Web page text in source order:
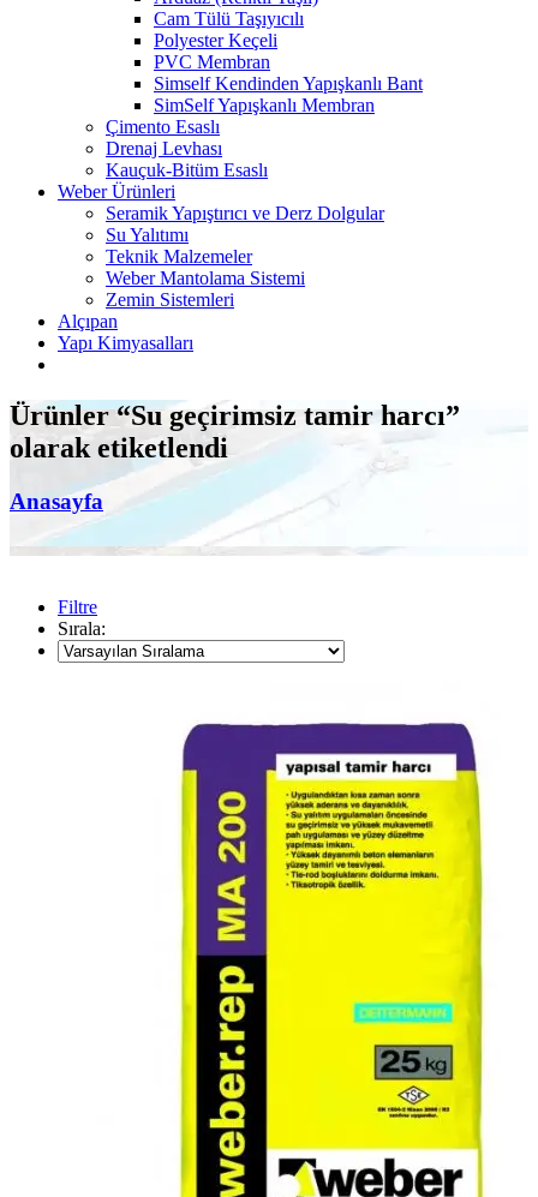
Cam Tülü Taşıyıcılı
Polyester Keçeli
PVC Membran
Simself Kendinden Yapışkanlı Bant
SimSelf Yapışkanlı Membran
Çimento Esaslı
Drenaj Levhası
Kauçuk-Bitüm Esaslı
Weber Ürünleri
Seramik Yapıştırıcı ve Derz Dolgular
Su Yalıtımı
Teknik Malzemeler
Weber Mantolama Sistemi
Zemin Sistemleri
Alçıpan
Yapı Kimyasalları
Ürünler “Su geçirimsiz tamir harcı”
olarak etiketlendi
Anasayfa
Filtre
Sırala: